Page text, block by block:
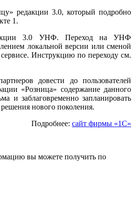
редакции 3.0, который подробно
1.
3.0 УНФ. Переход на УНФ
локальной версии или сменой
Инструкцию по переходу см.
довести до пользователей
«Розница» содержание данного
и заблаговременно запланировать
нового поколения.
Подробнее: сайт фирмы «1С»
вы можете получить по